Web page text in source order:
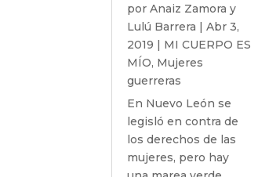
por Anaiz Zamora y
Lulú Barrera | Abr 3,
2019 | MI CUERPO ES
MÍO, Mujeres
guerreras
En Nuevo León se
legisló en contra de
los derechos de las
mujeres, pero hay